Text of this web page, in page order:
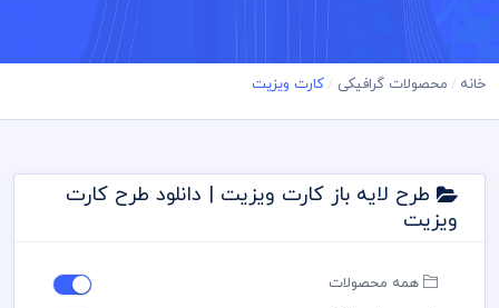
خانه محصولات گرافیکی کارت ویزیت
طرح لایه باز کارت ویزیت | دانلود طرح کارت
ویزیت
همه محصولات